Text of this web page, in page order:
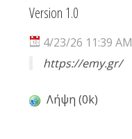
Version 1.0
4/23/26 11:39 AM
https://emy.gr/
Λήψη (0k)